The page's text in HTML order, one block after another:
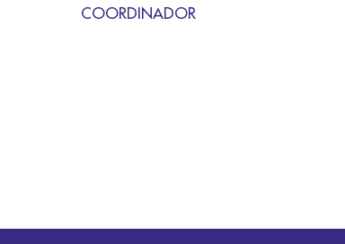
COORDINADOR